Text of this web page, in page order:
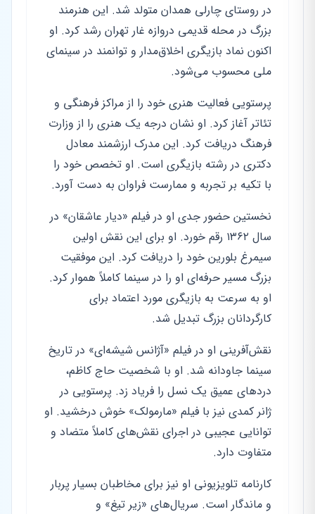
در روستای چارلی همدان متولد شد. این هنرمند
بزرگ در محله قدیمی دروازه غار تهران رشد کرد. او
اکنون نماد بازیگری اخلاق‌مدار و توانمند در سینمای
ملی محسوب می‌شود.
پرستویی فعالیت هنری خود را از مراکز فرهنگی و
تئاتر آغاز کرد. او نشان درجه یک هنری را از وزارت
فرهنگ دریافت کرد. این مدرک ارزشمند معادل
دکتری در رشته بازیگری است. او تخصص خود را
با تکیه بر تجربه و ممارست فراوان به دست آورد.
نخستین حضور جدی او در فیلم «دیار عاشقان» در
سال ۱۳۶۲ رقم خورد. او برای این نقش اولین
سیمرغ بلورین خود را دریافت کرد. این موفقیت
بزرگ مسیر حرفه‌ای او را در سینما کاملاً هموار کرد.
او به سرعت به بازیگری مورد اعتماد برای
کارگردانان بزرگ تبدیل شد.
نقش‌آفرینی او در فیلم «آژانس شیشه‌ای» در تاریخ
سینما جاودانه شد. او با شخصیت حاج کاظم،
دردهای عمیق یک نسل را فریاد زد. پرستویی در
ژانر کمدی نیز با فیلم «مارمولک» خوش درخشید. او
توانایی عجیبی در اجرای نقش‌های کاملاً متضاد و
متفاوت دارد.
کارنامه تلویزیونی او نیز برای مخاطبان بسیار پربار
و ماندگار است. سریال‌های «زیر تیغ» و